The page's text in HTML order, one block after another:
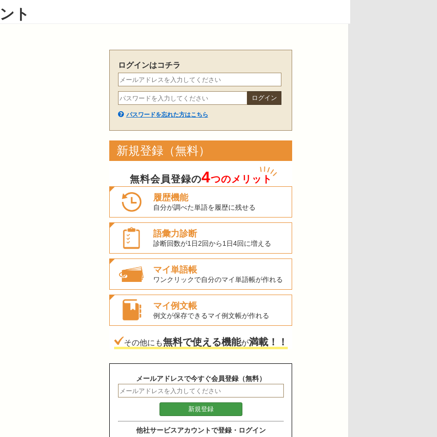
ト
ログインはコチラ
パスワードを忘れた方はこちら
新規登録（無料）
無料会員登録の4つのメリット
履歴機能
自分が調べた単語を履歴に残せる
語彙力診断
診断回数が1日2回から1日4回に増える
マイ単語帳
ワンクリックで自分のマイ単語帳が作れる
マイ例文帳
例文が保存できるマイ例文帳が作れる
その他にも無料で使える機能が満載！！
メールアドレスで今すぐ会員登録（無料）
他社サービスアカウントで登録・ログイン